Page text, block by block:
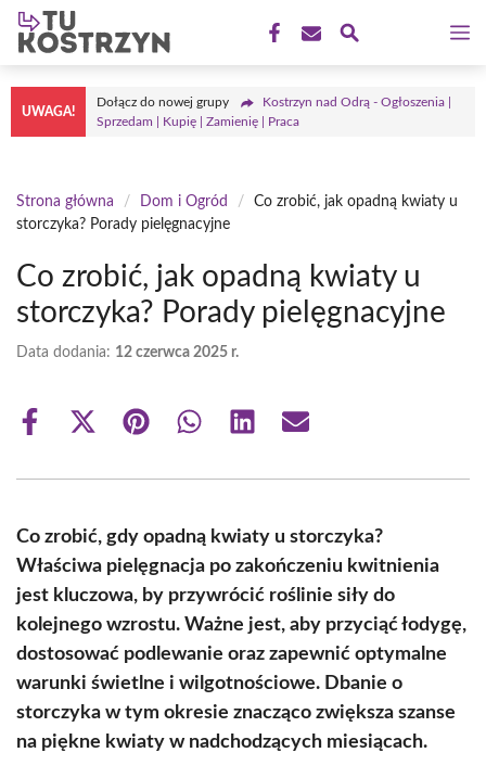
Przejdź
treści
UWAGA!
Dołącz do nowej grupy
Kostrzyn nad Odrą - Ogłoszenia |
Sprzedam | Kupię | Zamienię | Praca
Strona główna / Dom i Ogród /
Co zrobić, jak opadną kwiaty u
storczyka? Porady pielęgnacyjne
Co zrobić, jak opadną kwiaty u
storczyka? Porady pielęgnacyjne
Data dodania: 12 czerwca 2025 r.
Share
Share
(Twitter)
Share Share Share Share
Co zrobić, gdy opadną kwiaty u storczyka?
Właściwa pielęgnacja po zakończeniu kwitnienia
jest kluczowa, by przywrócić roślinie siły do
kolejnego wzrostu. Ważne jest, aby przyciąć łodygę,
dostosować podlewanie oraz zapewnić optymalne
warunki świetlne i wilgotnościowe. Dbanie o
storczyka w tym okresie znacząco zwiększa szanse
na piękne kwiaty w nadchodzących miesiącach.